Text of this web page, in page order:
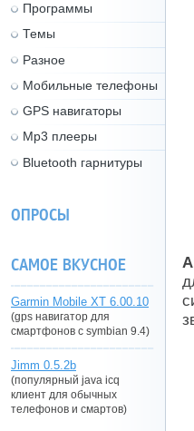
Программы
Темы
Разное
Мобильные телефоны
GPS навигаторы
Mp3 плееры
Bluetooth гарнитуры
ОПРОСЫ
САМОЕ ВКУСНОЕ
Garmin Mobile XT 6.00.10
(gps навигатор для
смартфонов с symbian 9.4)
Jimm 0.5.2b
(популярный java icq
клиент для обычных
телефонов и смартов)